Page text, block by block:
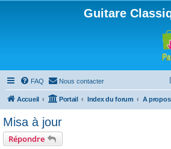
Guitare
FAQ Nous contacter
Accueil Portail Index du forum A
Misa à jour
Répondre